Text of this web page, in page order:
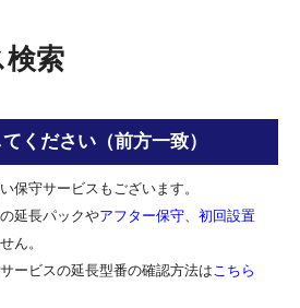
索
ください（前方一致）
保守サービスもございます。
延長パックやアフター保守
初回設置
ん。
ービスの延長型番の確認方法は こちら